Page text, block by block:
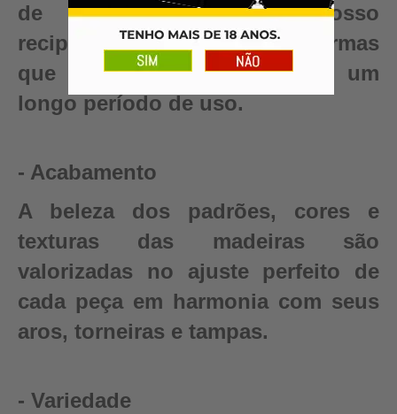
de madeira maior em nosso
recipientes para garantir reformas
que renovam seu barril para um
longo período de uso.
- Acabamento
A beleza dos padrões, cores e
texturas das madeiras são
valorizadas no ajuste perfeito de
cada peça em harmonia com seus
aros, torneiras e tampas.
- Variedade